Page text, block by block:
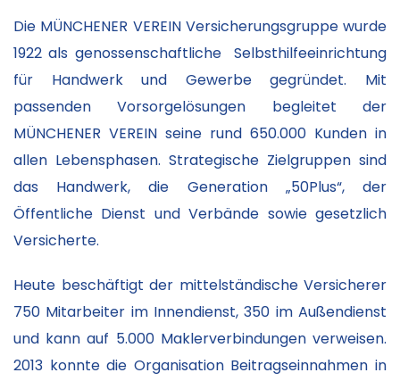
Die MÜNCHENER VEREIN Versicherungsgruppe wurde
1922 als genossenschaftliche Selbsthilfeeinrichtung
für Handwerk und Gewerbe gegründet. Mit
passenden Vorsorgelösungen begleitet der
MÜNCHENER VEREIN seine rund 650.000 Kunden in
allen Lebensphasen. Strategische Zielgruppen sind
das Handwerk, die Generation „50Plus“, der
Öffentliche Dienst und Verbände sowie gesetzlich
Versicherte.
Heute beschäftigt der mittelständische Versicherer
750 Mitarbeiter im Innendienst, 350 im Außendienst
und kann auf 5.000 Maklerverbindungen verweisen.
2013 konnte die Organisation Beitragseinnahmen in